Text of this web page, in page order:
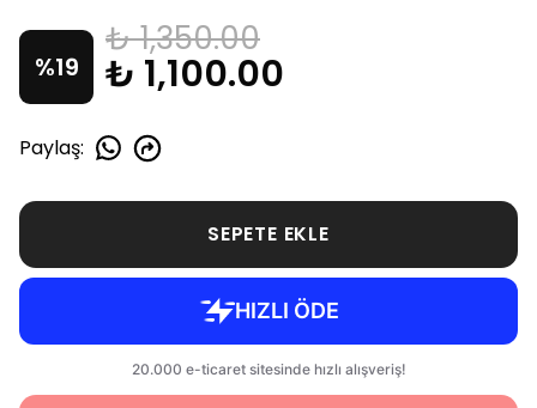
%19
₺ 1,350.00
₺ 1,100.00
Paylaş:
SEPETE EKLE